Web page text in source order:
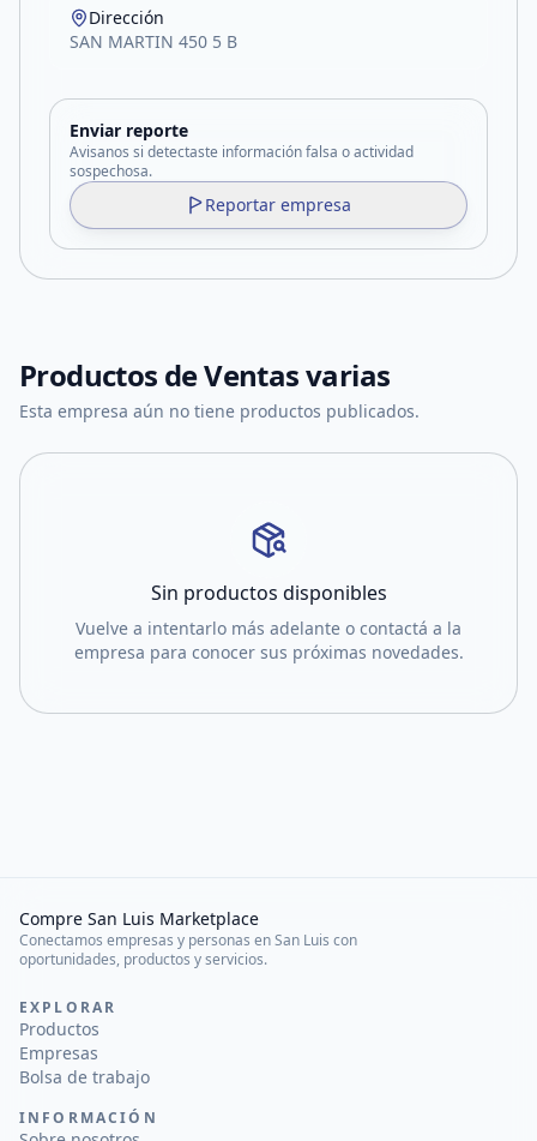
Dirección
SAN MARTIN 450 5 B
Enviar reporte
Avisanos si detectaste información falsa o actividad
sospechosa.
Reportar empresa
Productos deVentas varias
Esta empresa aún no tiene productos publicados.
Sin productos disponibles
Vuelve a intentarlo más adelante o contactá a la
empresa para conocer sus próximas novedades.
Compre San Luis Marketplace
Conectamos empresas y personas en San Luis con
oportunidades, productos y servicios.
EXPLORAR
Productos
Empresas
Bolsa de trabajo
INFORMACIÓN